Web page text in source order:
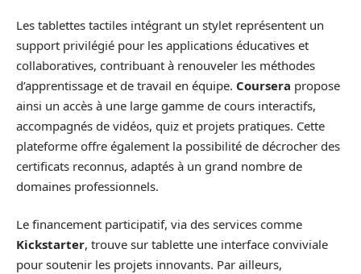
Les tablettes tactiles intégrant un stylet représentent un
support privilégié pour les applications éducatives et
collaboratives, contribuant à renouveler les méthodes
d’apprentissage et de travail en équipe. Coursera propose
ainsi un accès à une large gamme de cours interactifs,
accompagnés de vidéos, quiz et projets pratiques. Cette
plateforme offre également la possibilité de décrocher des
certificats reconnus, adaptés à un grand nombre de
domaines professionnels.
Le financement participatif, via des services comme
Kickstarter, trouve sur tablette une interface conviviale
pour soutenir les projets innovants. Par ailleurs,